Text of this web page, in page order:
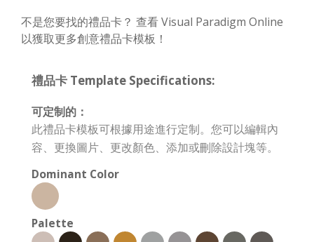
不是您要找的禮品卡？ 查看 Visual Paradigm Online
以獲取更多創意禮品卡模板！
禮品卡 Template Specifications:
可定制的：
此禮品卡模板可根據用途進行定制。您可以編輯內
容、更換圖片、更改顏色、添加或刪除設計塊等。
Dominant Color
Palette